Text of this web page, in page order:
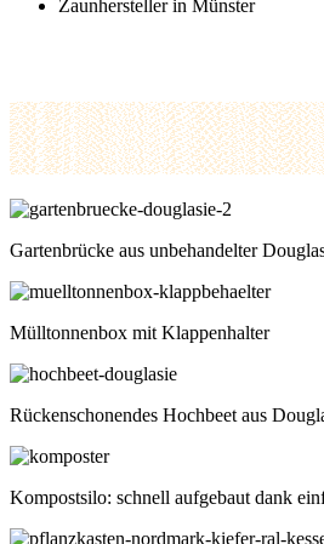
Zaunhersteller in Münster
Gartenbrücke aus unbehandelter
Mülltonnenbox mit Klappenhalter
Rückenschonendes Hochbeet aus
Kompostsilo: schnell aufgebaut dank